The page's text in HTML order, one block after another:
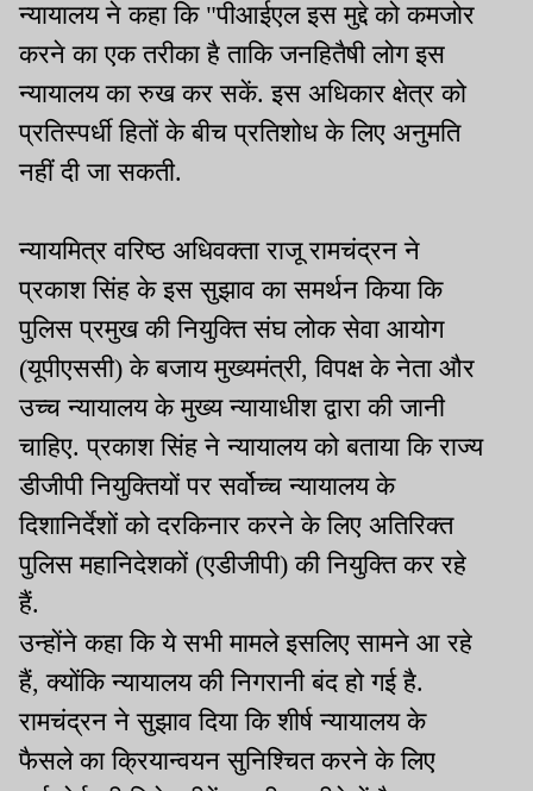
न्यायालय ने कहा कि "पीआईएल इस मुद्दे को कमजोर
करने का एक तरीका है ताकि जनहितैषी लोग इस
न्यायालय का रुख कर सकें. इस अधिकार क्षेत्र को
प्रतिस्पर्धी हितों के बीच प्रतिशोध के लिए अनुमति
नहीं दी जा सकती.
न्यायमित्र वरिष्ठ अधिवक्ता राजू रामचंद्रन ने
प्रकाश सिंह के इस सुझाव का समर्थन किया कि
पुलिस प्रमुख की नियुक्ति संघ लोक सेवा आयोग
(यूपीएससी) के बजाय मुख्यमंत्री, विपक्ष के नेता और
उच्च न्यायालय के मुख्य न्यायाधीश द्वारा की जानी
चाहिए. प्रकाश सिंह ने न्यायालय को बताया कि राज्य
डीजीपी नियुक्तियों पर सर्वोच्च न्यायालय के
दिशानिर्देशों को दरकिनार करने के लिए अतिरिक्त
पुलिस महानिदेशकों (एडीजीपी) की नियुक्ति कर रहे
हैं.
उन्होंने कहा कि ये सभी मामले इसलिए सामने आ रहे
हैं, क्योंकि न्यायालय की निगरानी बंद हो गई है.
रामचंद्रन ने सुझाव दिया कि शीर्ष न्यायालय के
फैसले का क्रियान्वयन सुनिश्चित करने के लिए